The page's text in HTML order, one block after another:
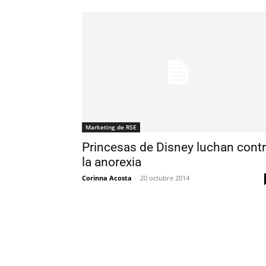
Marketing de RSE
Princesas de Disney luchan
la anorexia
Corinna Acosta - 20 octubre 2014